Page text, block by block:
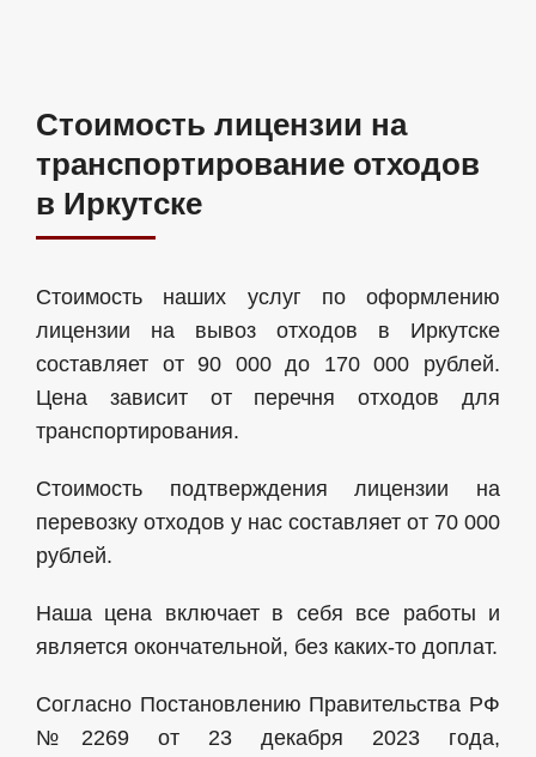
Стоимость лицензии на
транспортирование отходов
в Иркутске
Стоимость наших услуг по оформлению
лицензии на вывоз отходов в Иркутске
составляет от 90 000 до 170 000 рублей.
Цена зависит от перечня отходов для
транспортирования.
Стоимость подтверждения лицензии на
перевозку отходов у нас составляет от 70 000
рублей.
Наша цена включает в себя все работы и
является окончательной, без каких-то доплат.
Согласно Постановлению Правительства РФ
№2269 от 23 декабря 2023 года,